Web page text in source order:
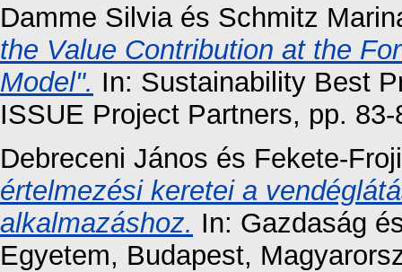
Damme Silviaés Schmitz
the Value Contribution at the
Model". In: Sustainability Best
ISSUE Project Partners, pp.
Debreceni János és Fekete-
értelmezési keretei a
alkalmazáshoz. In: Gazdaság
Egyetem, Budapest,